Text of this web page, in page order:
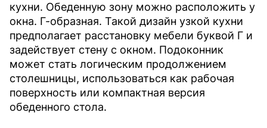
кухни. Обеденную зону можно расположить у
окна. Г-образная. Такой дизайн узкой кухни
предполагает расстановку мебели буквой Г и
задействует стену с окном. Подоконник
может стать логическим продолжением
столешницы, использоваться как рабочая
поверхность или компактная версия
обеденного стола.